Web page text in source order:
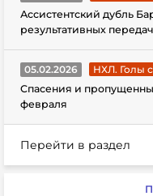
Ассистентский дубль
результативных
05.02.2026
НХЛ. Голы
Спасения и
февраля
Перейти в раздел